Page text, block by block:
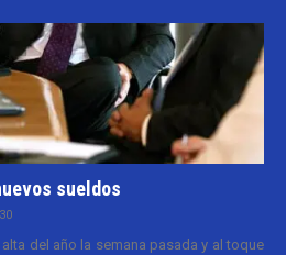
sueldos
del año la semana pasada y al toque